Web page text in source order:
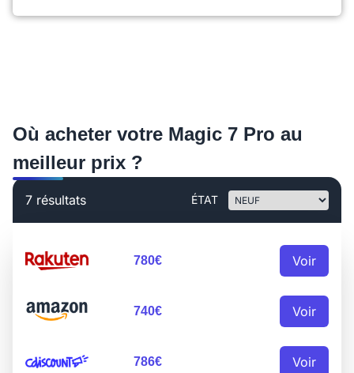
Où acheter votre Magic 7 Pro au
meilleur prix ?
7 résultats ÉTAT
780€ Voir
740€ Voir
786€ Voir